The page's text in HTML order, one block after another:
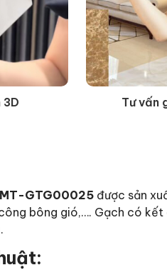
3D Tư vấn
GTG00025 được sản
bông gió,…. Gạch có